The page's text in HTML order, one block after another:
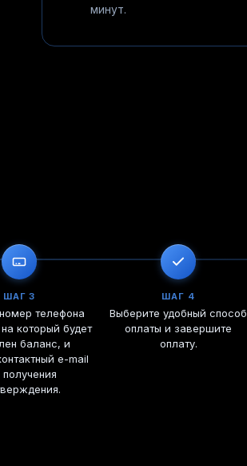
минут.
ШАГ 3
телефона
который будет
баланс, и
e-mail
получения
ШАГ 4
Выберите удобный способ
оплаты и завершите
оплату.